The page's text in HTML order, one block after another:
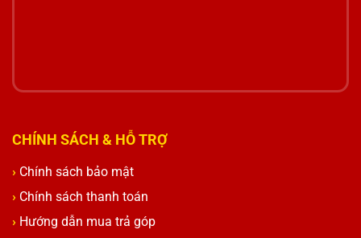
CHÍNH SÁCH & HỖ TRỢ
Chính sách bảo mật
Chính sách thanh toán
Hướng dẫn mua trả góp